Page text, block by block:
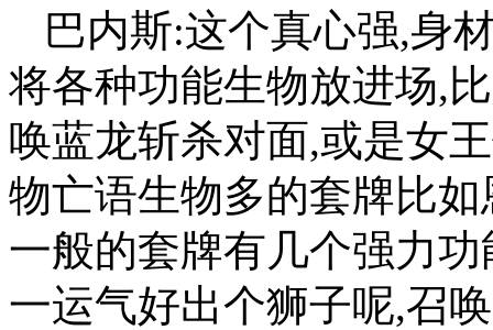
巴内斯:这个真心强,身
将各种功能生物放进场,
唤蓝龙斩杀对面,或是女
物亡语生物多的套牌比
一般的套牌有几个强力
一运气好出个狮子呢,召